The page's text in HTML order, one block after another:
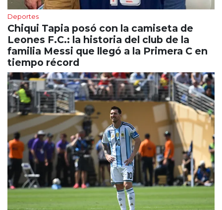
Deportes
Chiqui Tapia posó con la camiseta de
Leones F.C.: la historia del club de la
familia Messi que llegó a la Primera C en
tiempo récord